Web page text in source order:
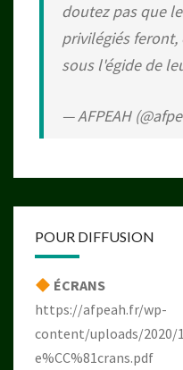
doutez pas que
privilégiés feront,
sous l'égide de
— AFPEAH
POUR DIFFUSION
ÉCRANS
https://afpeah.fr/wp-
content/uploads/
e%CC%81crans.pdf